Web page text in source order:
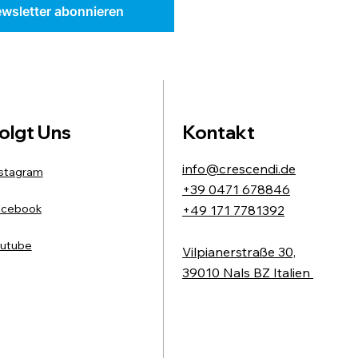
abonnieren
Kontakt
info@crescendi.de
+39 0471 678846
+49 171 7781392
Vilpianerstraße 30,
39010 Nals BZ Italien
Uns